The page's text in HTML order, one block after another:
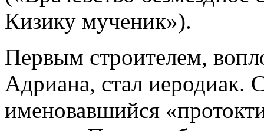
Кизику мученик»).
Первым строителем,
Адриана, стал иеродиак.
именовавшийся